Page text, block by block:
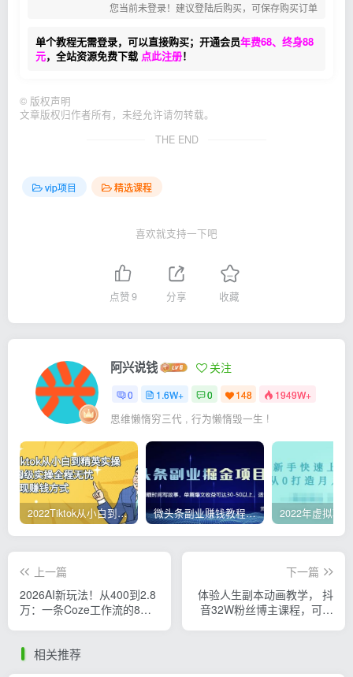
您当前未登录！建议登陆后购买，可保存购买订单
单个教程无需登录，可以直接购买；开通会员年费68、终身88
元，全站资源免费下载 点此注册！
© 版权声明
文章版权归作者所有，未经允许请勿转载。
THE END
vip项目 精选课程
喜欢就支持一下吧
点赞9 分享 收藏
阿兴说钱 关注
0 1.6W+ 0 148 1949W+
思维懒惰穷三代 , 行为懒惰毁一生 !
2022Tiktok从小白到精英实操，0-1保姆级实操全程无忧，多种变现赚钱方式 微头条副业赚钱教程，项目单号单天做到50-100+收益
上一篇
2026AI新玩法！从400到2.8
万：一条Coze工作流的8种
下一篇
体验人生副本动画教学， 抖
音32W粉丝博主课程，可做
相关推荐